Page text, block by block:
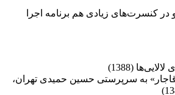
در كنسرت‌های زیادی هم برنامه اجرا
(1388‌)
به سرپرستی حسین حمیدی تهران،